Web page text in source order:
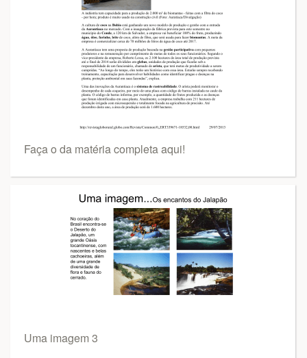
Faça o da matéria completa aqui!
Uma imagem 3